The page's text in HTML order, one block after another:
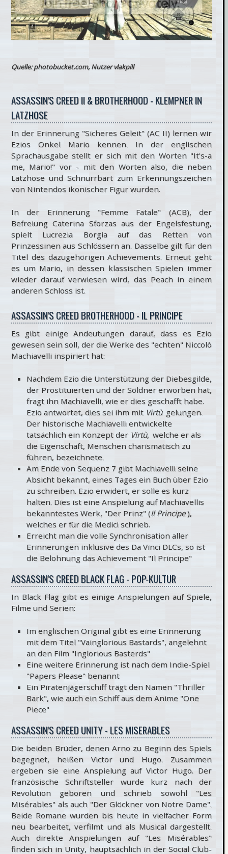
Quelle: photobucket.com, Nutzer vlakpill
ASSASSIN'S CREED II & BROTHERHOOD - KLEMPNER IN
LATZHOSE
In der Erinnerung "Sicheres Geleit" (AC II) lernen wir
Ezios Onkel Mario kennen. In der englischen
Sprachausgabe stellt er sich mit den Worten "It's-a
me, Mario!" vor - mit den Worten also, die neben
Latzhose und Schnurrbart zum Erkennungszeichen
von Nintendos ikonischer Figur wurden.
In der Erinnerung "Femme Fatale" (ACB), der
Befreiung Caterina Sforzas aus der Engelsfestung,
spielt Lucrezia Borgia auf das Retten von
Prinzessinen aus Schlössern an. Dasselbe gilt für den
Titel des dazugehörigen Achievements. Erneut geht
es um Mario, in dessen klassischen Spielen immer
wieder darauf verwiesen wird, das Peach in einem
anderen Schloss ist.
ASSASSIN'S CREED BROTHERHOOD - IL PRINCIPE
Es gibt einige Andeutungen darauf, dass es Ezio
gewesen sein soll, der die Werke des "echten" Niccolò
Machiavelli inspiriert hat:
Nachdem Ezio die Unterstützung der Diebesgilde,
der Prostituierten und der Söldner erworben hat,
fragt ihn Machiavelli, wie er dies geschafft habe.
Ezio antwortet, dies sei ihm mit Virtù gelungen.
Der historische Machiavelli entwickelte
tatsächlich ein Konzept der Virtù, welche er als
die Eigenschaft, Menschen charismatisch zu
führen, bezeichnete.
Am Ende von Sequenz 7 gibt Machiavelli seine
Absicht bekannt, eines Tages ein Buch über Ezio
zu schreiben. Ezio erwidert, er solle es kurz
halten. Dies ist eine Anspielung auf Machiavellis
bekanntestes Werk, "Der Prinz" (Il Principe),
welches er für die Medici schrieb.
Erreicht man die volle Synchronisation aller
Erinnerungen inklusive des Da Vinci DLCs, so ist
die Belohnung das Achievement "Il Principe"
ASSASSIN'S CREED BLACK FLAG - POP-KULTUR
In Black Flag gibt es einige Anspielungen auf Spiele,
Filme und Serien:
Im englischen Original gibt es eine Erinnerung
mit dem Titel "Vainglorious Bastards", angelehnt
an den Film "Inglorious Basterds"
Eine weitere Erinnerung ist nach dem Indie-Spiel
"Papers Please" benannt
Ein Piratenjägerschiff trägt den Namen "Thriller
Bark", wie auch ein Schiff aus dem Anime "One
Piece"
ASSASSIN'S CREED UNITY - LES MISERABLES
Die beiden Brüder, denen Arno zu Beginn des Spiels
begegnet, heißen Victor und Hugo. Zusammen
ergeben sie eine Anspielung auf Victor Hugo. Der
französische Schriftsteller wurde kurz nach der
Revolution geboren und schrieb sowohl "Les
Misérables" als auch "Der Glöckner von Notre Dame".
Beide Romane wurden bis heute in vielfacher Form
neu bearbeitet, verfilmt und als Musical dargestellt.
Auch direkte Anspielungen auf "Les Misérables"
finden sich in Unity, hauptsächlich in der Social Club-